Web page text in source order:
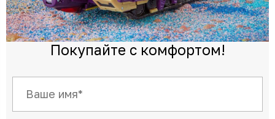
Покупайте с комфортом!